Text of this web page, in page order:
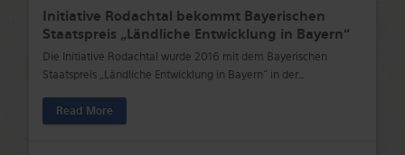
Initiative Rodachtal bekommt Bayerischen
Staatspreis „Ländliche Entwicklung in Bayern“
Die Initiative Rodachtal wurde 2016 mit dem Bayerischen
Staatspreis „Ländliche Entwicklung in Bayern“ in der…
Read More